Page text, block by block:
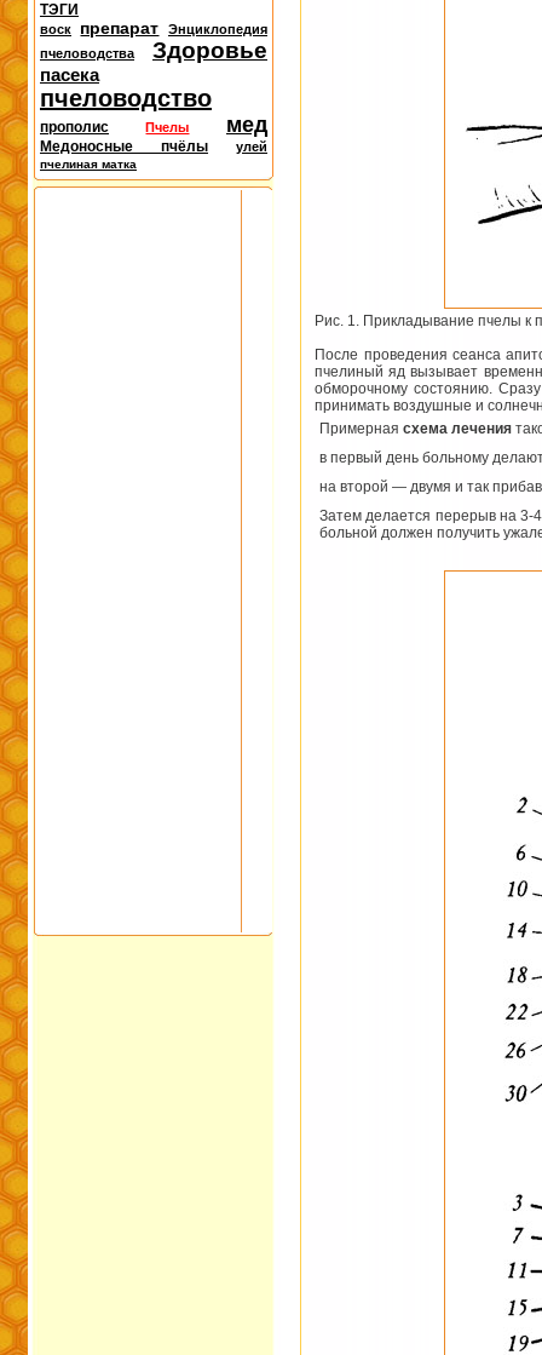
ТЭГИ
воск препарат
Энциклопедия
пчеловодства
Здоровье
пасека
пчеловодство
прополис Пчелы мед
Медоносные пчёлы улей
пчелиная матка
Рис. 1. Прикладывание пчелы к
После проведения сеанса
пчелиный яд вы­зывает
обморочному состоянию.
прини­мать воздушные и
Примерная схема лечения
в первый день больному
на второй — двумя и так
Затем делается пе­рерыв на 3-
больной должен получить